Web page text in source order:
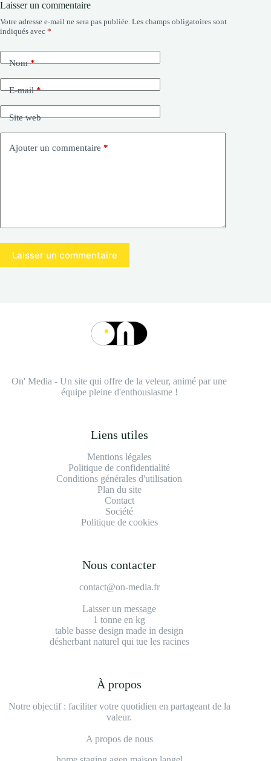
Laisser un commentaire
Votre adresse e-mail ne sera pas publiée. Les champs obligatoires sont
indiqués avec *
Nom*
E-mail*
Site web
Ajouter un commentaire *
Laisser un commentaire
On' Media - Un site qui offre de la veleur, animé par une
équipe pleine d'enthousiasme !
Liens utiles
Mentions légales
Politique de confidentialité
Conditions générales d'utilisation
Plan du site
Contact
Société
Politique de cookies
Nous contacter
contact@on-media.fr
Laisser un message
1 tonne en kg
table basse design made in design
désherbant naturel qui tue les racines
À propos
Notre objectif : faciliter votre quotidien en partageant de la
valeur.
A propos de nous